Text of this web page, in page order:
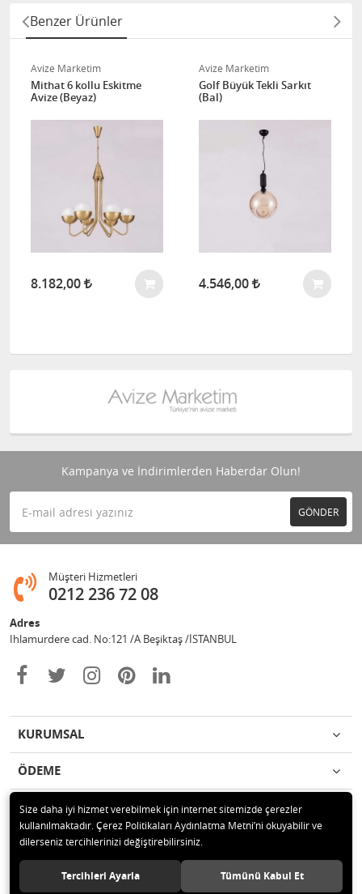
Benzer Ürünler
Avize Marketim
Mithat 6 kollu Eskitme
Avize (Beyaz)
8.182,00
Avize Marketim
Golf Büyük Tekli Sarkıt
(Bal)
4.546,00
Kampanya ve İndirimlerden Haberdar Olun!
GÖNDER
Müşteri Hizmetleri
0212 236 72 08
Adres
Ihlamurdere cad. No:121 /A Beşiktaş /İSTANBUL
KURUMSAL
ÖDEME
İLETİŞİM
© 2020 Avize Marketim Tüm hakları saklıdır.
Size daha iyi hizmet verebilmek için internet sitemizde çerezler
kullanılmaktadır. Çerez Politikaları Aydınlatma Metni’ni okuyabilir ve
dilerseniz tercihlerinizi değiştirebilirsiniz.
Tercihleri Ayarla Tümünü Kabul Et